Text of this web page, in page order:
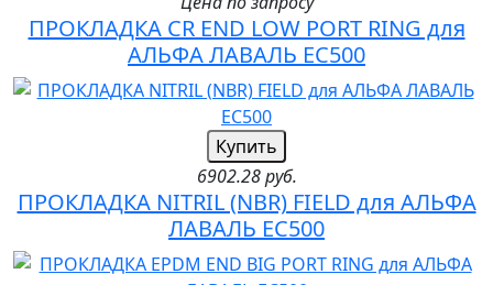
ПРОКЛАДКА CR END LOW PORT RING для
АЛЬФА ЛАВАЛЬ EC500
Купить
6902.28 руб.
ПРОКЛАДКА NITRIL (NBR) FIELD для АЛЬФА
ЛАВАЛЬ EC500